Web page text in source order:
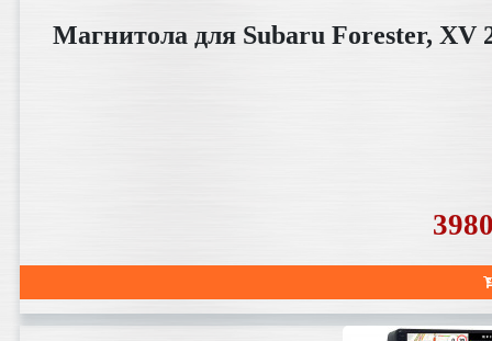
Магнитола для Subaru Forester, XV